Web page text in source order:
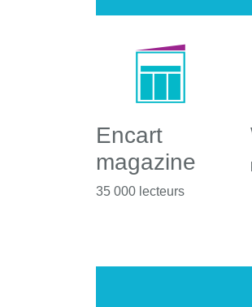
Encart
magazine
35 000 lecteurs